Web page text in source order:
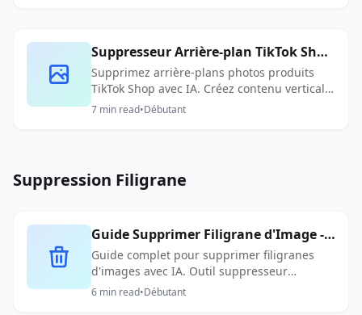
Suppresseur Arrière-plan TikTok Shop
- Éditeur Photo Produit IA
Supprimez arrière-plans photos produits
TikTok Shop avec IA. Créez contenu vertical
captivant pour succès e-commerce TikTok.
7 min read•Débutant
Suppression Filigrane
Guide Supprimer Filigrane d'Image -
Suppresseur Filigrane IA
Guide complet pour supprimer filigranes
d'images avec IA. Outil suppresseur
filigrane gratuit avec résultats
6 min read•Débutant